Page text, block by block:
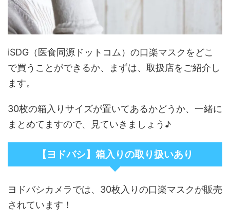
iSDG（医食同源ドットコム）の口楽マスクをどこ
で買うことができるか、まずは、取扱店をご紹介し
ます。
30枚の箱入りサイズが置いてあるかどうか、一緒に
まとめてますので、見ていきましょう♪
【ヨドバシ】箱入りの取り扱いあり
ヨドバシカメラでは、30枚入りの口楽マスクが販売
されています！